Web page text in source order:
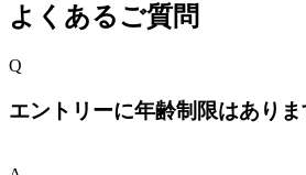
よくあるご質問
Q
エントリーに年齢制限はありま